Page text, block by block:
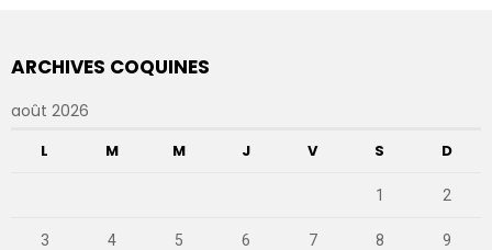
ARCHIVES COQUINES
août 2026
L M M J V S D
1 2
3 4 5 6 7 8 9